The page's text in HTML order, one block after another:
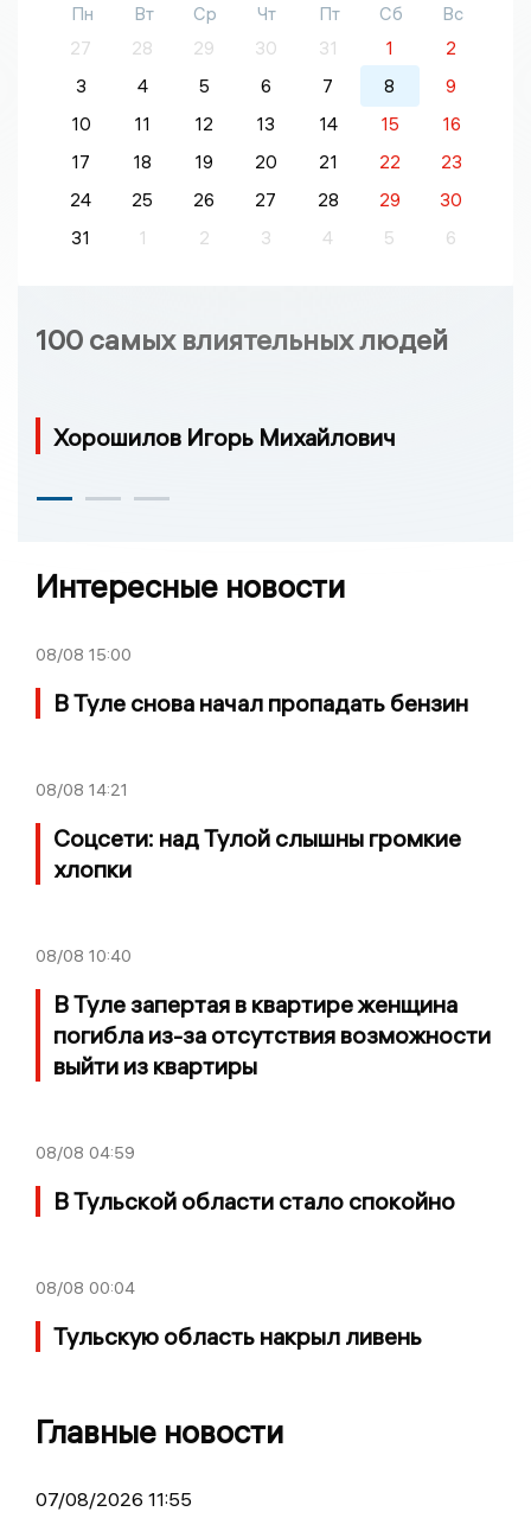
Пн Вт Ср Чт Пт Сб
Вс
27
28 29 30 31 1
2
3
4 5 6 7 8
9
10
11 12 13 14 15
16
17
18 19 20 21 22
23
24
25 26 27 28 29
30
31
1 2 3 4 5 6
100 самых влиятельных людей
Хорошилов Игорь Михайлович
Интересные новости
08/08 15:00
В Туле снова начал пропадать бензин
08/08 14:21
Соцсети: над Тулой слышны громкие
хлопки
08/08 10:40
В Туле запертая в квартире женщина
погибла из-за отсутствия возможности
выйти из квартиры
08/08 04:59
В Тульской области стало спокойно
08/08 00:04
Тульскую область накрыл ливень
Главные новости
07/08/2026 11:55